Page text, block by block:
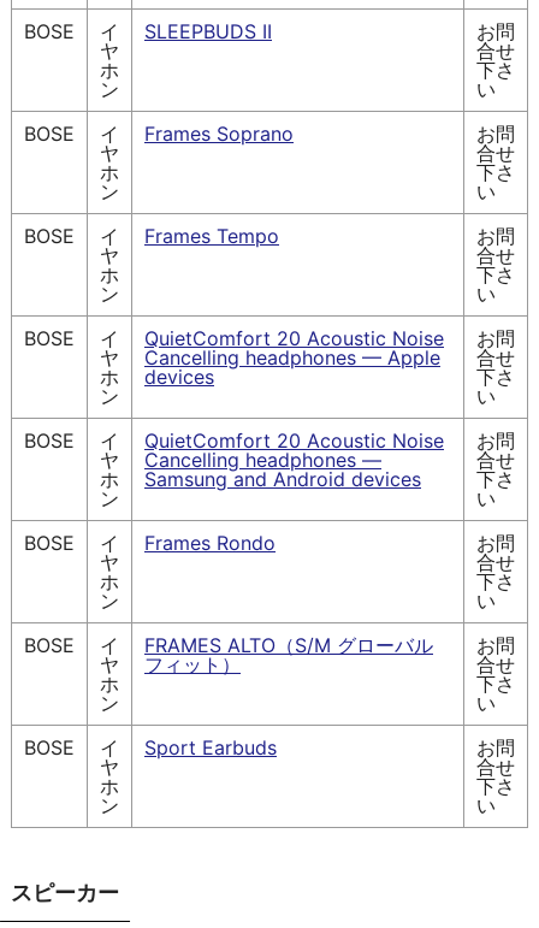
BOSE
イ
ヤ
ホ
ン
SLEEPBUDS II
お問
合せ
下さ
い
BOSE
イ
ヤ
ホ
ン
Frames Soprano
お問
合せ
下さ
い
BOSE
イ
ヤ
ホ
ン
Frames Tempo
お問
合せ
下さ
い
BOSE
イ
ヤ
ホ
ン
QuietComfort 20 Acoustic Noise
Cancelling headphones — Apple
devices
お問
合せ
下さ
い
BOSE
イ
ヤ
ホ
ン
QuietComfort 20 Acoustic Noise
Cancelling headphones —
Samsung and Android devices
お問
合せ
下さ
い
BOSE
イ
ヤ
ホ
ン
Frames Rondo
お問
合せ
下さ
い
BOSE
イ
ヤ
ホ
ン
FRAMES ALTO（S/M グローバル
フィット）
お問
合せ
下さ
い
BOSE
イ
ヤ
ホ
ン
Sport Earbuds
お問
合せ
下さ
い
スピーカー